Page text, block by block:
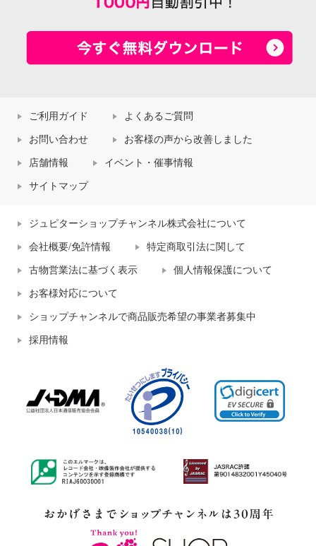
ご利用ガイド よくあるご質問
お問い合わせ お客様の声から改善しました
店舗情報 イベント・催事情報
サイトマップ
ジュピターショップチャンネル株式会社について
会社概要/免許情報 特定商取引法に関して
古物営業法に基づく表示 個人情報保護について
お客様対応について
ショップチャンネルで商品販売希望の事業者募集中
採用情報